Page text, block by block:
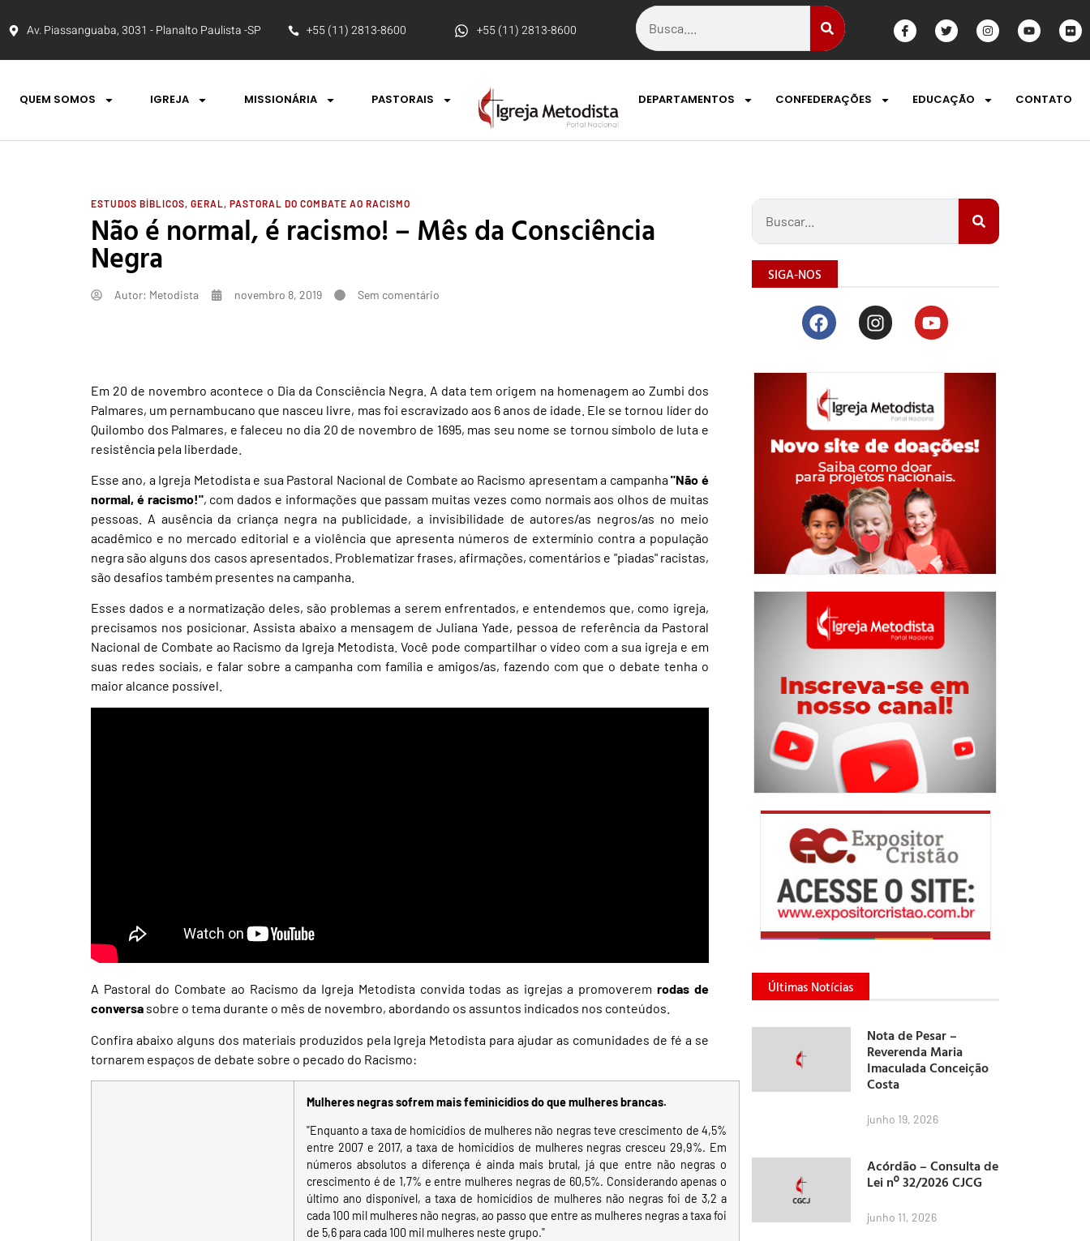
Av. Piassanguaba, 3031 - Planalto Paulista -SP +55 (11) 2813-8600 +55 (11) 2813-8600
QUEM SOMOS IGREJA MISSIONÁRIA PASTORAIS DEPARTAMENTOS CONFEDERAÇÕES EDUCAÇÃO CONTATO
ESTUDOS BÍBLICOS, GERAL, PASTORAL DO COMBATE AO RACISMO
Não é normal, é racismo! – Mês da Consciência
Negra
Autor: Metodista novembro 8, 2019 Sem comentário
Em 20 de novembro acontece o Dia da Consciência Negra. A data tem origem na homenagem ao Zumbi dos
Palmares, um pernambucano que nasceu livre, mas foi escravizado aos 6 anos de idade. Ele se tornou líder do
Quilombo dos Palmares, e faleceu no dia 20 de novembro de 1695, mas seu nome se tornou símbolo de luta e
resistência pela liberdade.
Esse ano, a Igreja Metodista e sua Pastoral Nacional de Combate ao Racismo apresentam a campanha"Não é
normal, é racismo!", com dados e informações que passam muitas vezes como normais aos olhos de muitas
pessoas. A ausência da criança negra na publicidade, a invisibilidade de autores/as negros/as no meio
acadêmico e no mercado editorial e a violência que apresenta números de extermínio contra a população
negra são alguns dos casos apresentados. Problematizar frases, afirmações, comentários e "piadas" racistas,
são desafios também presentes na campanha.
Esses dados e a normatização deles, são problemas a serem enfrentados, e entendemos que, como igreja,
precisamos nos posicionar. Assista abaixo a mensagem de Juliana Yade, pessoa de referência da Pastoral
Nacional de Combate ao Racismo da Igreja Metodista. Você pode compartilhar o vídeo com a sua igreja e em
suas redes sociais, e falar sobre a campanha com família e amigos/as, fazendo com que o debate tenha o
maior alcance possível.
A Pastoral do Combate ao Racismo da Igreja Metodista convida todas as igrejas a promoverem rodas de
conversa sobre o tema durante o mês de novembro, abordando os assuntos indicados nos conteúdos.
Confira abaixo alguns dos materiais produzidos pela Igreja Metodista para ajudar as comunidades de fé a se
tornarem espaços de debate sobre o pecado do Racismo:
Mulheres negras sofrem mais feminicídios do que mulheres brancas.
"Enquanto a taxa de homicídios de mulheres não negras teve crescimento de 4,5%
entre 2007 e 2017, a taxa de homicídios de mulheres negras cresceu 29,9%. Em
números absolutos a diferença é ainda mais brutal, já que entre não negras o
crescimento é de 1,7% e entre mulheres negras de 60,5%. Considerando apenas o
último ano disponível, a taxa de homicídios de mulheres não negras foi de 3,2 a
cada 100 mil mulheres não negras, ao passo que entre as mulheres negras a taxa foi
de 5,6 para cada 100 mil mulheres neste grupo."
SIGA-NOS
Últimas Notícias
Nota de Pesar –
Reverenda Maria
Imaculada Conceição
Costa
junho 19, 2026
Acórdão – Consulta de
Lei nº 32/2026 CJCG
junho 11, 2026